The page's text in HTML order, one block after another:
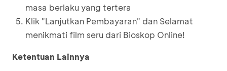
masa berlaku yang tertera
Klik "Lanjutkan Pembayaran" dan Selamat
menikmati film seru dari Bioskop Online!
Ketentuan Lainnya